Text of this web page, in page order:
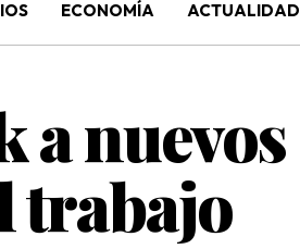
ECONOMÍA ACTUALIDAD
a nuevos
trabajo